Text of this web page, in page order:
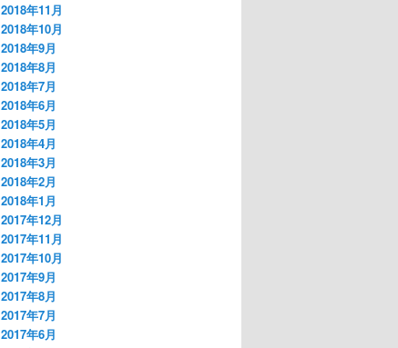
2018年11月
2018年10月
2018年9月
2018年8月
2018年7月
2018年6月
2018年5月
2018年4月
2018年3月
2018年2月
2018年1月
2017年12月
2017年11月
2017年10月
2017年9月
2017年8月
2017年7月
2017年6月